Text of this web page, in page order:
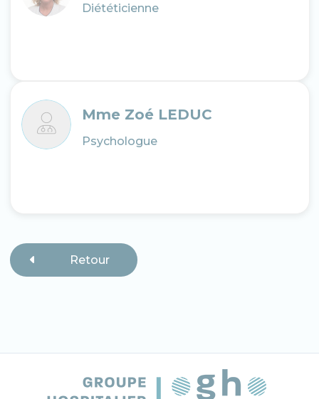
Diététicienne
Mme Zoé LEDUC
Psychologue
Retour